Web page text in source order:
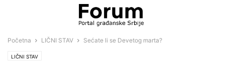
Početna LIČNI STAV Sećate li se Devetog marta?
LIČNI STAV